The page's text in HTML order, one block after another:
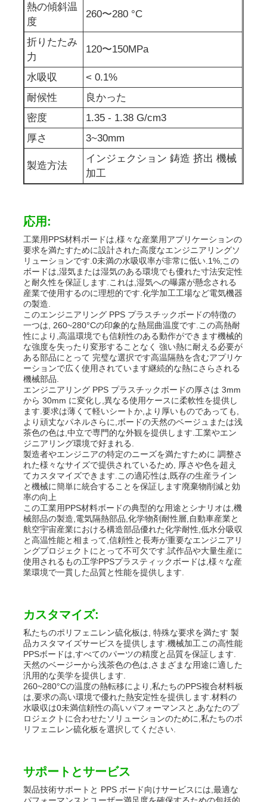
熱の傾斜温
度
260〜280 °C
折りたたみ
力
120〜150MPa
水吸収
< 0.1%
耐候性
良かった
密度
1.35 - 1.38 G/cm3
厚さ
3~30mm
製造方法
インジェクション 鋳造 挤出 機械
加工
応用:
工業用PPS材料ボードは,様々な産業用アプリケーションの
要求を満たすために設計された高度なエンジニアリングソ
リューションです.0未満の水吸収率が非常に低い.1%,この
ボードは,湿気または湿気のある環境でも優れた寸法安定性
と耐久性を保証します.これは,湿気への曝露が懸念される
産業で使用するのに理想的です.化学加工工場など電気機器
の製造.
このエンジニアリング PPS プラスチックボードの特徴の
一つは, 260~280°Cの印象的な熱屈曲温度です.この高熱耐
性により,高温環境でも信頼性のある動作ができます機械的
な強度を失ったり変形することなく 強い熱に耐える必要が
ある部品にとって 完璧な選択です高温隔熱を含むアプリケ
ーションで広く使用されています継続的な熱にさらされる
機械部品.
エンジニアリング PPS プラスチックボードの厚さは 3mm
から 30mm に変化し,異なる使用ケースに柔軟性を提供し
ます.要求は薄くて軽いシートか,より厚いものであっても,
より頑丈なパネルさらに,ボードの天然のベージュまたは浅
茶色の色は,中立で専門的な外観を提供します.工業やエン
ジニアリング環境で好まれる.
製造者やエンジニアの特定のニーズを満たすために 調整さ
れた様々なサイズで提供されているため, 厚さや色を超え
てカスタマイズできます.この適応性は,既存の生産ライン
と機械に簡単に統合することを保証します廃棄物削減と効
率の向上
この工業用PPS材料ボードの典型的な用途とシナリオは,機
械部品の製造,電気隔熱部品,化学物剤耐性層,自動車産業と
航空宇宙産業における構造部品優れた化学耐性,低水分吸収
と高温性能と相まって,信頼性と長寿が重要なエンジニアリ
ングプロジェクトにとって不可欠です.試作品や大量生産に
使用されるもの工学PPSプラスティックボードは,様々な産
業環境で一貫した品質と性能を提供します.
カスタマイズ:
私たちのポリフェニレン硫化板は, 特殊な要求を満たす 製
品カスタマイズサービスを提供します.機械加工この高性能
PPSボードは,すべてのパーツの精度と品質を保証します.
天然のベージーから浅茶色の色は,さまざまな用途に適した
汎用的な美学を提供します.
260~280°Cの温度の熱転移により,私たちのPPS複合材料板
は,要求の高い環境で優れた熱安定性を提供します.材料の
水吸収は0未満信頼性の高いパフォーマンスと,あなたのプ
ロジェクトに合わせたソリューションのために,私たちのポ
リフェニレン硫化板を選択してください.
サポートとサービス
製品技術サポートと PPS ボード向けサービスには,最適な
パフォーマンスとユーザー満足度を確保するための包括的